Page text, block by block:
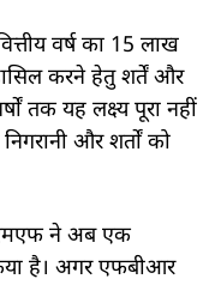
वर्ष का 15 लाख
करने हेतु शर्तें और
तक यह लक्ष्य पूरा नहीं
और शर्तों को
ने अब एक
है। अगर एफबीआर